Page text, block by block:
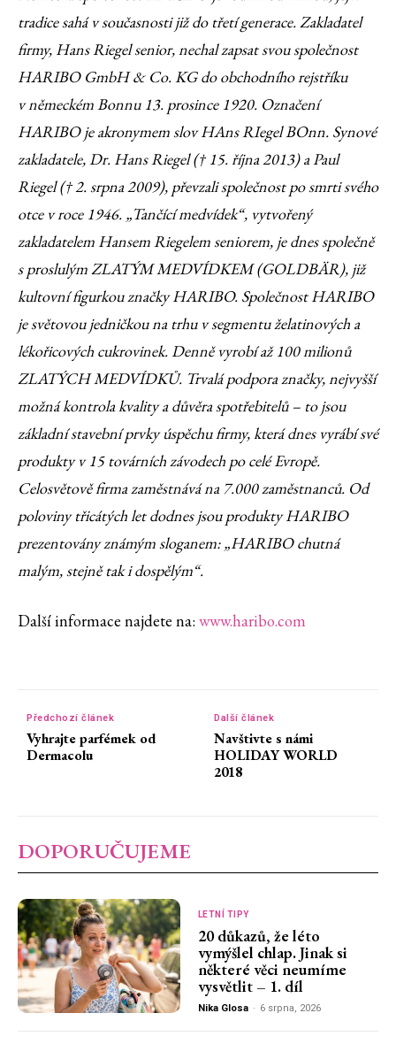
tradice sahá v současnosti již do třetí generace. Zakladatel
firmy, Hans Riegel senior, nechal zapsat svou společnost
HARIBO GmbH & Co. KG do obchodního rejstříku
v německém Bonnu 13. prosince 1920. Označení
HARIBO je akronymem slov HAns RIegel BOnn. Synové
zakladatele, Dr. Hans Riegel († 15. října 2013) a Paul
Riegel († 2. srpna 2009), převzali společnost po smrti svého
otce v roce 1946. „Tančící medvídek“, vytvořený
zakladatelem Hansem Riegelem seniorem, je dnes společně
s proslulým ZLATÝM MEDVÍDKEM (GOLDBÄR), již
kultovní figurkou značky HARIBO. Společnost HARIBO
je světovou jedničkou na trhu v segmentu želatinových a
lékořicových cukrovinek. Denně vyrobí až 100 milionů
ZLATÝCH MEDVÍDKŮ. Trvalá podpora značky, nejvyšší
možná kontrola kvality a důvěra spotřebitelů – to jsou
základní stavební prvky úspěchu firmy, která dnes vyrábí své
produkty v 15 továrních závodech po celé Evropě.
Celosvětově firma zaměstnává na 7.000 zaměstnanců. Od
poloviny třicátých let dodnes jsou produkty HARIBO
prezentovány známým sloganem: „HARIBO chutná
malým, stejně tak i dospělým“.
Další informace najdete na: www.haribo.com
Předchozí článek
Vyhrajte parfémek od
Dermacolu
Další článek
Navštivte s námi
HOLIDAY WORLD
2018
DOPORUČUJEME
LETNÍ TIPY
20 důkazů, že léto
vymýšlel chlap. Jinak si
některé věci neumíme
vysvětlit – 1. díl
Nika Glosa - 6 srpna, 2026